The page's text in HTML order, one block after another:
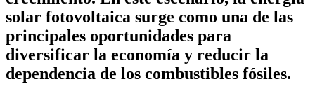
solar fotovoltaica surge como una de las
principales oportunidades para
diversificar la economía y reducir la
dependencia de los combustibles fósiles.